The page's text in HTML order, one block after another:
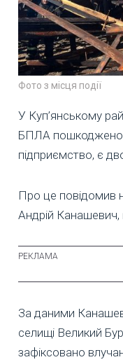
Фото з місця події
У Куп’янському
БПЛА пошкоджено
підприємство, є
Про це повідомив
Андрій
За даними
селищі Великий
зафіксовано